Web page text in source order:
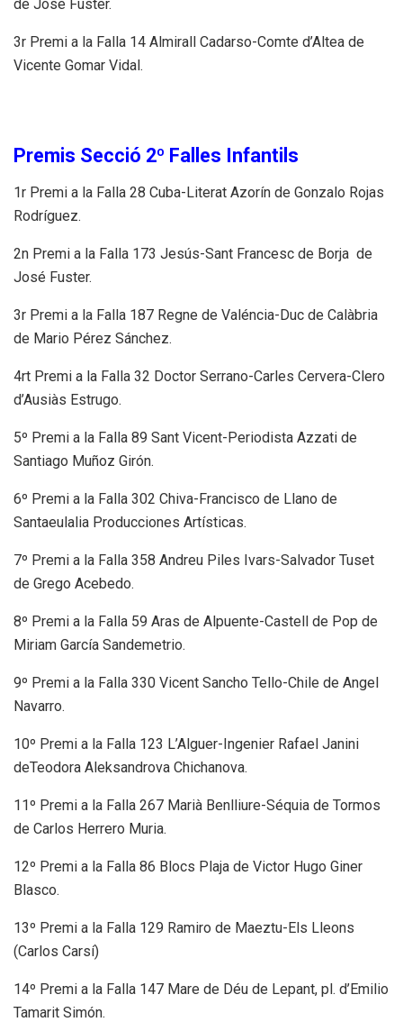
de Jose Fuster.
3r Premi a la Falla 14 Almirall Cadarso-Comte d’Altea de
Vicente Gomar Vidal.
Premis Secció 2º Falles Infantils
1r Premi a la Falla 28 Cuba-Literat Azorín de Gonzalo Rojas
Rodríguez.
2n Premi a la Falla 173 Jesús-Sant Francesc de Borja de
José Fuster.
3r Premi a la Falla 187 Regne de Valéncia-Duc de Calàbria
de Mario Pérez Sánchez.
4rt Premi a la Falla 32 Doctor Serrano-Carles Cervera-Clero
d’Ausiàs Estrugo.
5º Premi a la Falla 89 Sant Vicent-Periodista Azzati de
Santiago Muñoz Girón.
6º Premi a la Falla 302 Chiva-Francisco de Llano de
Santaeulalia Producciones Artísticas.
7º Premi a la Falla 358 Andreu Piles Ivars-Salvador Tuset
de Grego Acebedo.
8º Premi a la Falla 59 Aras de Alpuente-Castell de Pop de
Miriam García Sandemetrio.
9º Premi a la Falla 330 Vicent Sancho Tello-Chile de Angel
Navarro.
10º Premi a la Falla 123 L’Alguer-Ingenier Rafael Janini
deTeodora Aleksandrova Chichanova.
11º Premi a la Falla 267 Marià Benlliure-Séquia de Tormos
de Carlos Herrero Muria.
12º Premi a la Falla 86 Blocs Plaja de Victor Hugo Giner
Blasco.
13º Premi a la Falla 129 Ramiro de Maeztu-Els Lleons
(Carlos Carsí)
14º Premi a la Falla 147 Mare de Déu de Lepant, pl. d’Emilio
Tamarit Simón.